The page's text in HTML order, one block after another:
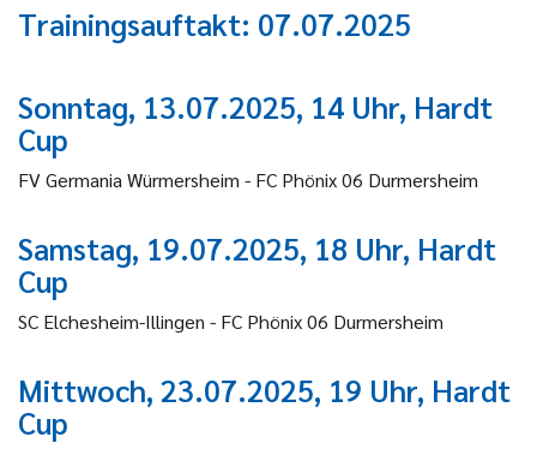
Trainingsauftakt: 07.07.2025
Sonntag, 13.07.2025, 14 Uhr, Hardt
Cup
FV Germania Würmersheim - FC Phönix 06 Durmersheim
Samstag, 19.07.2025, 18 Uhr, Hardt
Cup
SC Elchesheim-Illingen - FC Phönix 06 Durmersheim
Mittwoch, 23.07.2025, 19 Uhr, Hardt
Cup